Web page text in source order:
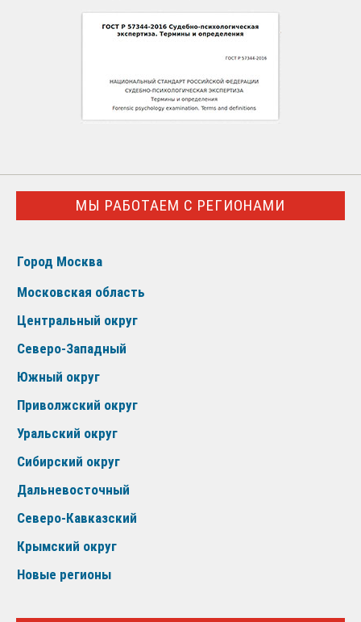
МЫ РАБОТАЕМ С РЕГИОНАМИ
Город Москва
Московская область
Центральный округ
Северо-Западный
Южный округ
Приволжский округ
Уральский округ
Сибирский округ
Дальневосточный
Северо-Кавказский
Крымский округ
Новые регионы